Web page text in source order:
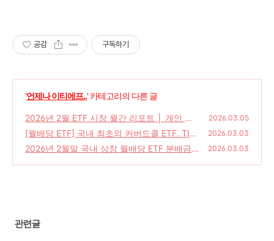
공감 구독하기
'언제나 이티에프..' 카테고리의 다른 글
2026년 2월 ETF 시장 월간 리포트 │ 개인 순
매수·수익률 정리
(0)
2026.03.05
[월배당 ETF] 국내 최초의 커버드콜 ETF. TIG
ER 200커버드콜OTM(166400)
(0)
2026.03.03
2026년 2월말 국내 상장 월배당 ETF 분배금
2026.03.03
관련글